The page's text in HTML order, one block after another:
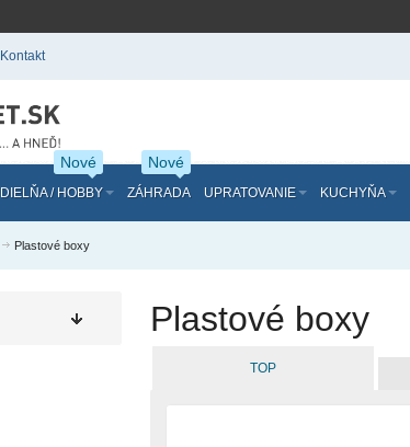
Kontakt
DIELŇA / HOBBY
Nové
ZÁHRADA
Nové
UPRATOVANIE KUCHYŇA
Plastové boxy
Plastové boxy
TOP